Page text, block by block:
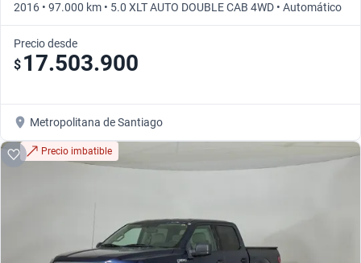
2016 • 97.000 km • 5.0 XLT AUTO DOUBLE CAB 4WD • Automático
Precio desde
$ 17.503.900
Metropolitana de Santiago
Precio imbatible